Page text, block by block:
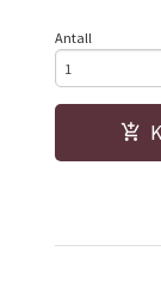
Antall